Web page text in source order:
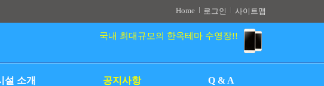
Home 로그인 사이트맵
국내 최대규모의 한옥테마 수영장!!
설 소개 공지사항 Q & A